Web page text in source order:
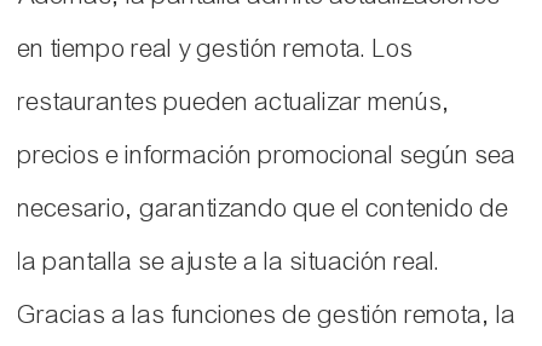
en tiempo real y gestión remota. Los
restaurantes pueden actualizar menús,
precios e información promocional según sea
necesario, garantizando que el contenido de
la pantalla se ajuste a la situación real.
Gracias a las funciones de gestión remota, la